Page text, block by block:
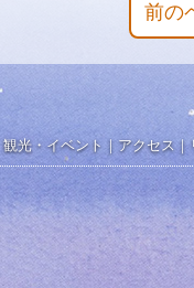
前の
観光・イベント ｜ アクセス｜